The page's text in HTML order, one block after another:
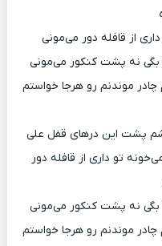
از قافله دور می‌مونی
نه پشت کنکور می‌مونی
موندنم رو هرجا خواستم
پشت این درهای قفل علی
تو داری از قافله دور
نه پشت کنکور می‌مونی
موندنم رو هرجا خواستم